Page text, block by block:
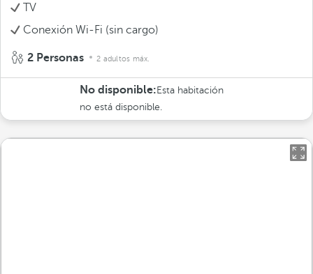
TV
Conexión Wi-Fi (sin cargo)
2 Personas 2 adultos máx.
No disponible:Esta habitación
no está disponible.